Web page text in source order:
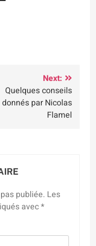
Next:
Quelques conseils
donnés par Nicolas
Flamel
publiée. Les
avec*